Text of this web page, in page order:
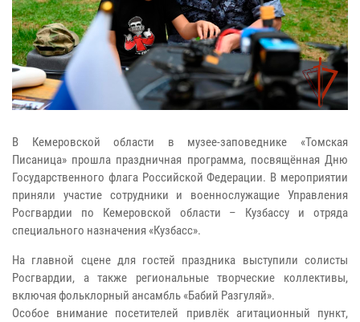
В Кемеровской области в музее-заповеднике «Томская
Писаница» прошла праздничная программа, посвящённая Дню
Государственного флага Российской Федерации. В мероприятии
приняли участие сотрудники и военнослужащие Управления
Росгвардии по Кемеровской области – Кузбассу и отряда
специального назначения «Кузбасс».
На главной сцене для гостей праздника выступили солисты
Росгвардии, а также региональные творческие коллективы,
включая фольклорный ансамбль «Бабий Разгуляй».
Особое внимание посетителей привлёк агитационный пункт,